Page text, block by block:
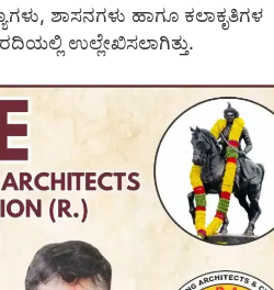
ಶಾಸನಗಳು ಹಾಗೂ ಕಲಾಕೃತಿಗಳ
ಉಲ್ಲೇಖಿಸಲಾಗಿತ್ತು.